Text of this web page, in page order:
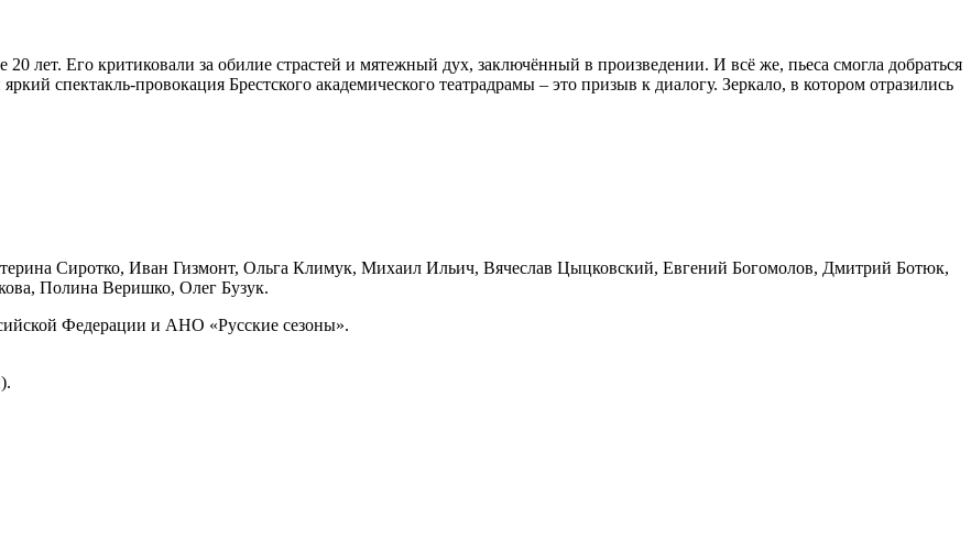
лет. Его критиковали за обилие страстей и мятежный дух, заключённый в произведении. И всё же, пьеса смогла добраться
спектакль-провокация Брестского академического театрадрамы – это призыв к диалогу. Зеркало, в котором отразились
Сиротко, Иван Гизмонт, Ольга Климук, Михаил Ильич, Вячеслав Цыцковский, Евгений Богомолов, Дмитрий Ботюк,
Полина Веришко, Олег Бузук.
Федерации и АНО «Русские сезоны».